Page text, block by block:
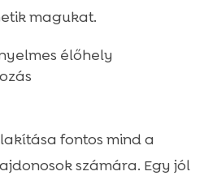
magukat.
élőhely
fontos mind a
számára. Egy jól